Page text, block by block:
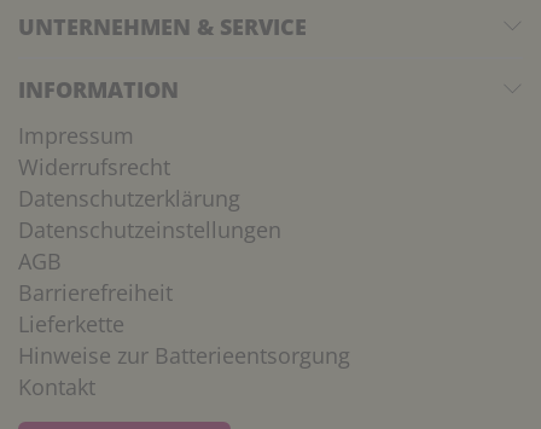
UNTERNEHMEN & SERVICE
INFORMATION
Impressum
Widerrufsrecht
Datenschutzerklärung
Datenschutzeinstellungen
AGB
Barrierefreiheit
Lieferkette
Hinweise zur Batterieentsorgung
Kontakt